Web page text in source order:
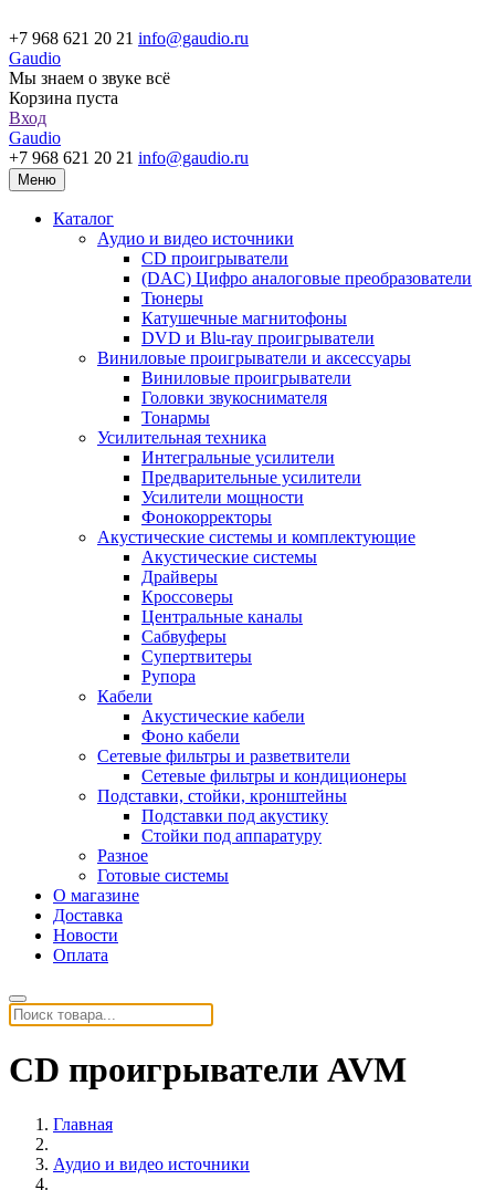
+7 968 621 20 21 info@gaudio.ru
Gaudio
Мы знаем о звуке всё
Корзина пуста
Вход
Gaudio
+7 968 621 20 21 info@gaudio.ru
Меню
Каталог
Аудио и видео источники
CD проигрыватели
(DAC) Цифро аналоговые преобразователи
Тюнеры
Катушечные магнитофоны
DVD и Blu-ray проигрыватели
Виниловые проигрыватели и аксессуары
Виниловые проигрыватели
Головки звукоснимателя
Тонармы
Усилительная техника
Интегральные усилители
Предварительные усилители
Усилители мощности
Фонокорректоры
Акустические системы и комплектующие
Акустические системы
Драйверы
Кроссоверы
Центральные каналы
Сабвуферы
Супертвитеры
Рупора
Кабели
Акустические кабели
Фоно кабели
Сетевые фильтры и разветвители
Сетевые фильтры и кондиционеры
Подставки, стойки, кронштейны
Подставки под акустику
Стойки под аппаратуру
Разное
Готовые системы
О магазине
Доставка
Новости
Оплата
CD проигрыватели AVM
Главная
Аудио и видео источники